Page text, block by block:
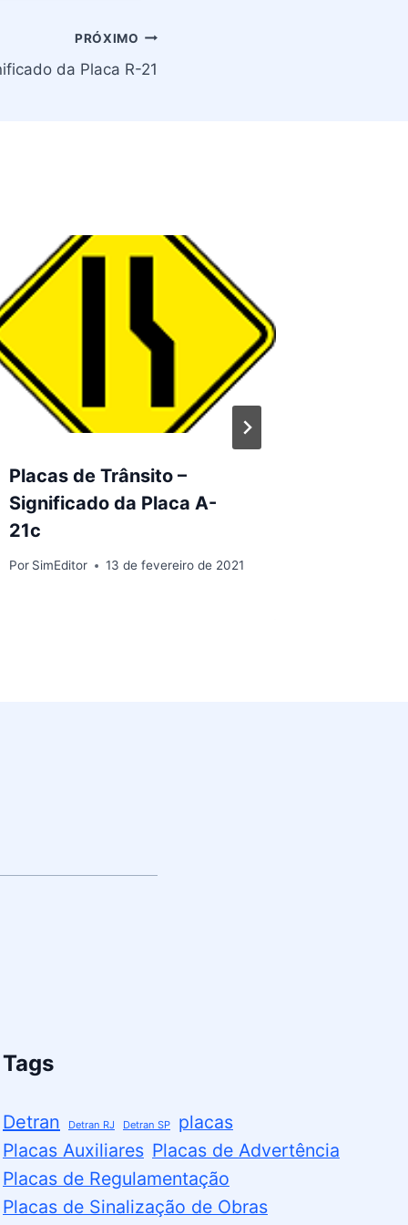
PRÓXIMO
da Placa R-21
Placas de Trânsito –
Significado da Placa A-
21c
Por SimEditor 13 de fevereiro de 2021
Tags
Detran Detran RJ Detran SP
placas
Placas Auxiliares Placas de Advertência
Placas de Regulamentação
Placas de Sinalização de Obras